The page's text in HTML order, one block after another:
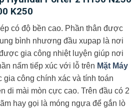
K250
có độ bền cao. Phần thân được
bình nhương đầu xupap là nơi
gia công nhiệt luyện giúp nơi
nấm tiếp xúc với lỗ trên Mặt Máy
gia công chính xác và tính toán
di mài mòn cực cao. Trên đầu có 2
hay gọi là móng ngựa để gắn lò